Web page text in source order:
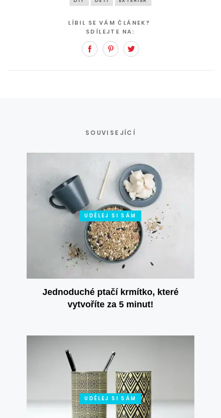
LÍBIL SE VÁM ČLÁNEK?
SDÍLEJTE NA:
FacebookPinterest
SOUVISEJÍCÍ
UDĚLEJ SI SÁM
Jednoduché ptačí krmítko, které
vytvoříte za 5 minut!
UDĚLEJ SI SÁM